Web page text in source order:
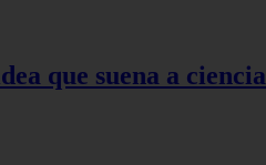
que suena a